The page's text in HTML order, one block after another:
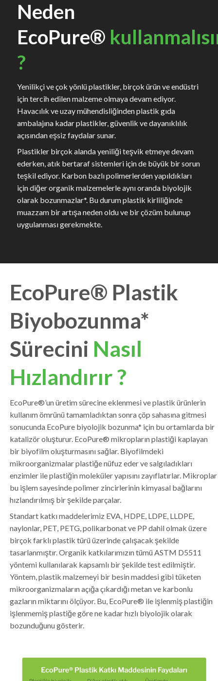
Neden
EcoPure®
?
Yenilikçi ve çok yönlü plastikler, birçok ürün ve endüstri
için tercih edilen malzeme olmaya devam ediyor.
Havacılık ve uzay mühendisliğinden plastik gıda
ambalajına kadar plastikler, güvenlik ve dayanıklılık
açısından eşsiz faydalar sunar.
Plastikler birçok alanda yeniliği teşvik etmeye devam
ederken, atık bertaraf sistemleri için de büyük bir sorun
teşkil ediyor. Karbon bazlı polimerlerden yapıldıkları
için diğer organik malzemelerle aynı oranda biyolojik
olarak bozunmazlar*. Bu durum plastik kirliliğinde
muazzam bir artışa neden oldu ve bir çözüm bulunup
uygulanması gerekmekte.
EcoPure® Plastik
Biyobozunma*
Sürecini Nasıl
Hızlandırır ?
EcoPure®’un üretim sürecine eklenmesi ve plastik ürünlerin
kullanım ömrünü tamamladıktan sonra çöp sahasına gitmesi
sonucunda EcoPure biyolojik bozunma* için bu ortamlarda bir
katalizör oluşturur. EcoPure® mikropların plastiği kaplayan
bir biyofilm oluşturmasını sağlar. Biyofilmdeki
mikroorganizmalar plastiğe nüfuz eder ve salgıladıkları
enzimler ile plastiğin moleküler yapısını zayıflatırlar. Mikroplar
bu işlem sayesinde polimer zincirlerinin kimyasal bağlarını
hızlandırılmış bir şekilde parçalar.
Standart katkı maddelerimiz EVA, HDPE, LDPE, LLDPE,
naylonlar, PET, PETG, polikarbonat ve PP dahil olmak üzere
birçok farklı plastik türü üzerinde çalışacak şekilde
tasarlanmıştır. Organik katkılarımızın tümü ASTM D5511
yöntemi kullanılarak kapsamlı bir şekilde test edilmiştir.
Yöntem, plastik malzemeyi bir besin maddesi gibi tüketen
mikroorganizmaların açığa çıkardığı metan ve karbonlu
gazların miktarını ölçüyor. Bu, EcoPure® ile işlenmiş plastiğin
işlenmemiş plastiğe göre ne kadar hızlı biyolojik olarak
bozunduğunu gösterir.